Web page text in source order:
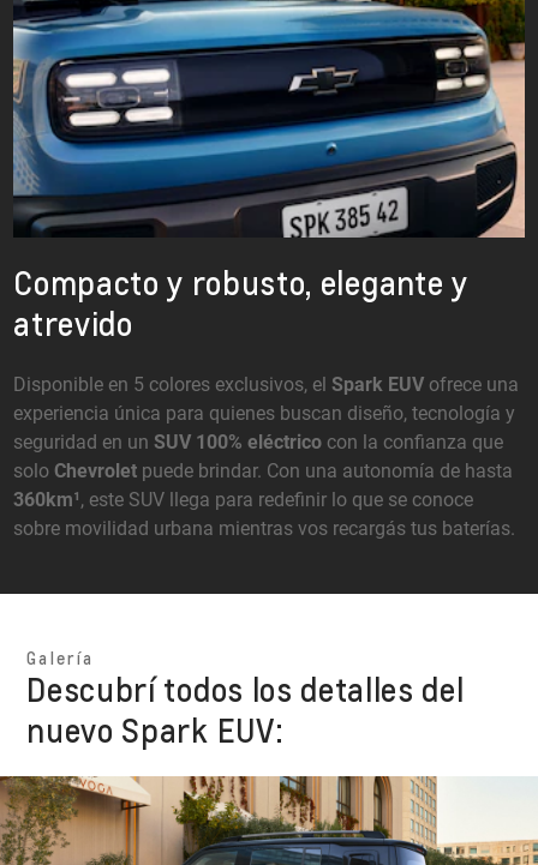
Compacto y robusto, elegante y
atrevido
Disponible en 5 colores exclusivos, el Spark EUV ofrece una
experiencia única para quienes buscan diseño, tecnología y
seguridad en un SUV 100% eléctrico con la confianza que
solo Chevrolet puede brindar. Con una autonomía de hasta
360km¹, este SUV llega para redefinir lo que se conoce
sobre movilidad urbana mientras vos recargás tus baterías.
Galería
Descubrí todos los detalles del
nuevo Spark EUV: